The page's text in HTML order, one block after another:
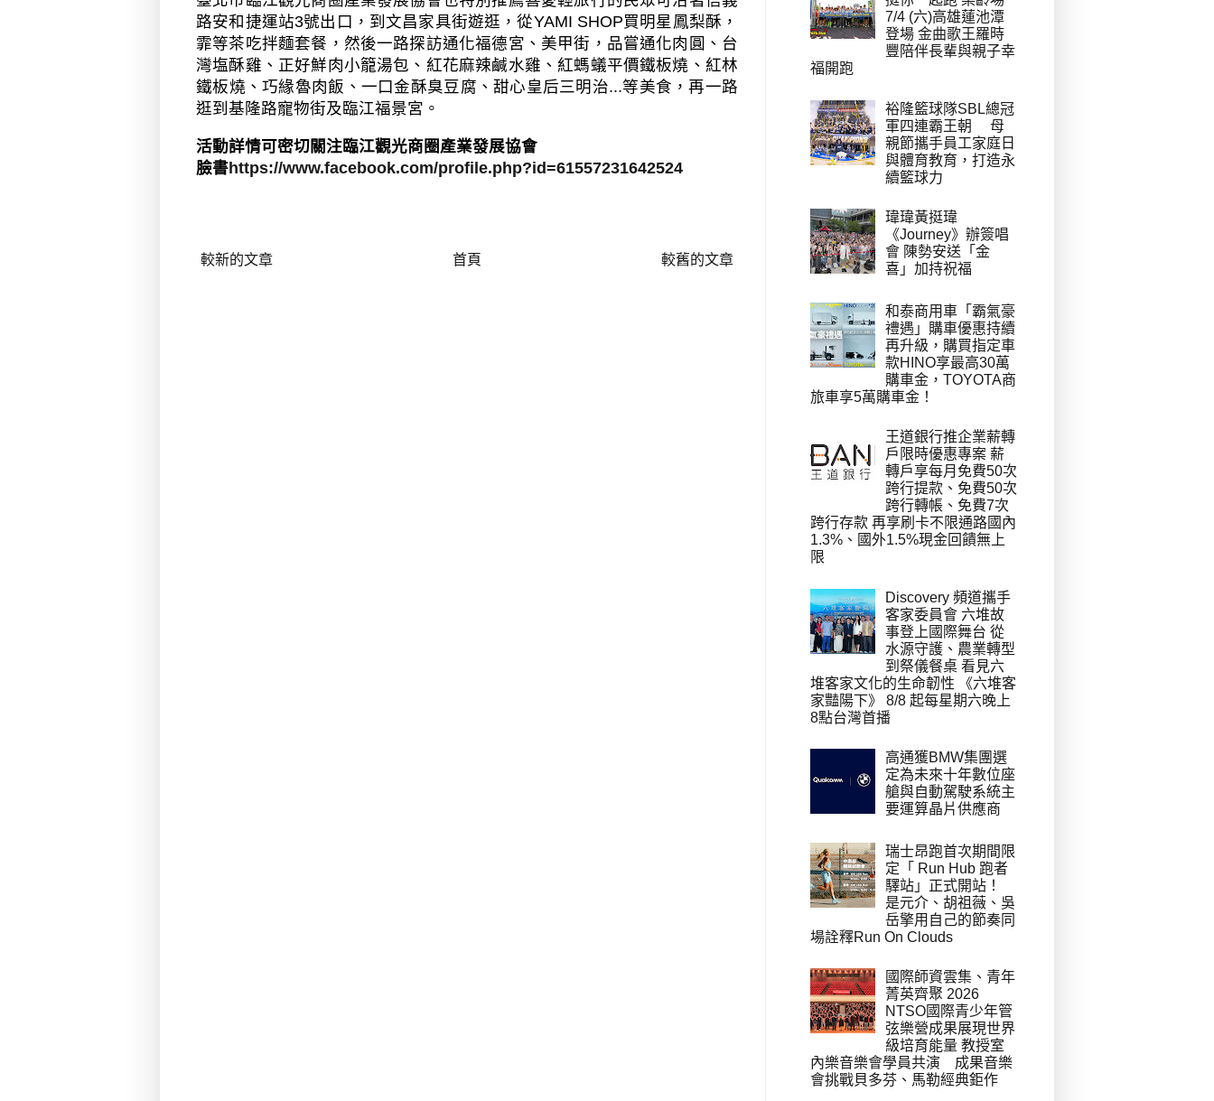
路安和捷運站3號出口，到文昌家具街遊逛，從YAMI SHOP買明星鳳梨酥，
霏等茶吃拌麵套餐，然後一路探訪通化福德宮、美甲街，品嘗通化肉圓、台
灣塩酥雞、正好鮮肉小籠湯包、紅花麻辣鹹水雞、紅螞蟻平價鐵板燒、紅林
鐵板燒、巧緣魯肉飯、一口金酥臭豆腐、甜心皇后三明治...等美食，再一路
逛到基隆路寵物街及臨江福景宮。
活動詳情可密切關注臨江觀光商圈產業發展協會
臉書https://www.facebook.com/profile.php?id=61557231642524
較新的文章 較舊的文章
首頁
7/4 (六)高雄蓮池潭
登場 金曲歌王羅時
豐陪伴長輩與親子幸
福開跑
裕隆籃球隊SBL總冠
軍四連霸王朝 母
親節攜手員工家庭日
與體育教育，打造永
續籃球力
瑋瑋黃挺瑋
《Journey》辦簽唱
會 陳勢安送「金
喜」加持祝福
和泰商用車「霸氣豪
禮遇」購車優惠持續
再升級，購買指定車
款HINO享最高30萬
購車金，TOYOTA商
旅車享5萬購車金！
王道銀行推企業薪轉
戶限時優惠專案 薪
轉戶享每月免費50次
跨行提款、免費50次
跨行轉帳、免費7次
跨行存款 再享刷卡不限通路國內
1.3%、國外1.5%現金回饋無上
限
Discovery 頻道攜手
客家委員會 六堆故
事登上國際舞台 從
水源守護、農業轉型
到祭儀餐桌 看見六
堆客家文化的生命韌性 《六堆客
家豔陽下》 8/8 起每星期六晚上
8點台灣首播
高通獲BMW集團選
定為未來十年數位座
艙與自動駕駛系統主
要運算晶片供應商
瑞士昂跑首次期間限
定「 Run Hub 跑者
驛站」正式開站！
是元介、胡祖薇、吳
岳擎用自己的節奏同
場詮釋Run On Clouds
國際師資雲集、青年
菁英齊聚 2026
NTSO國際青少年管
弦樂營成果展現世界
級培育能量 教授室
內樂音樂會學員共演 成果音樂
會挑戰貝多芬、馬勒經典鉅作